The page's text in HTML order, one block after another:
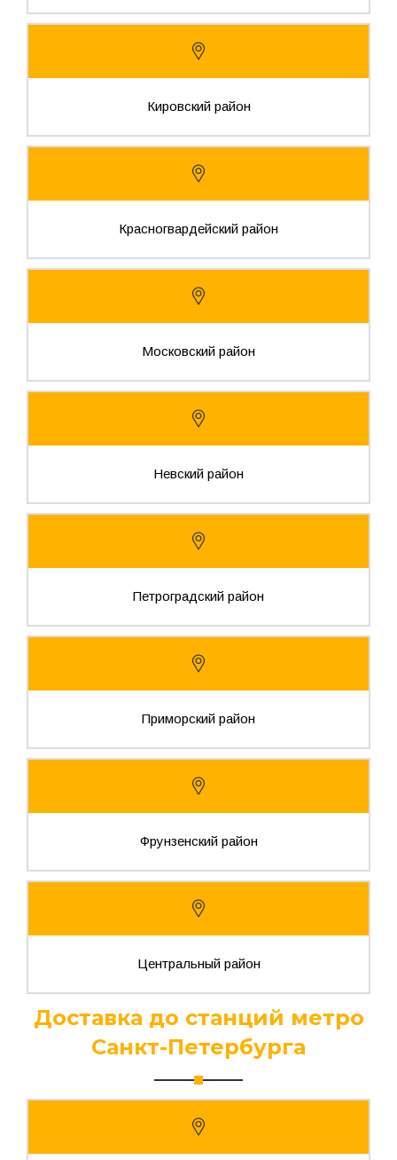
Кировский район
Красногвардейский район
Московский район
Невский район
Петроградский район
Приморский район
Фрунзенский район
Центральный район
Доставка до станций метро
Санкт-Петербурга